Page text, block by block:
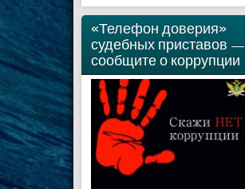
«Телефон доверия»
судебных приставов —
сообщите о коррупции